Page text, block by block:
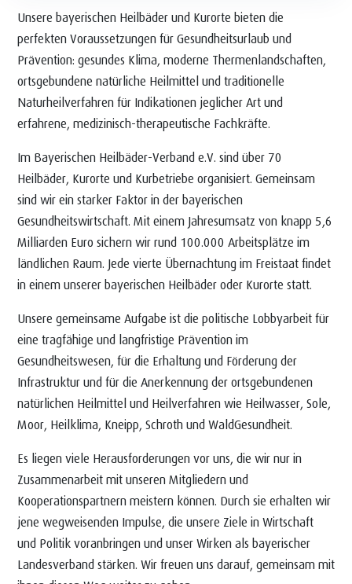
Unsere bayerischen Heilbäder und Kurorte bieten die
perfekten Voraussetzungen für Gesundheitsurlaub und
Prävention: gesundes Klima, moderne Thermenlandschaften,
ortsgebundene natürliche Heilmittel und traditionelle
Naturheilverfahren für Indikationen jeglicher Art und
erfahrene, medizinisch-therapeutische Fachkräfte.
Im Bayerischen Heilbäder-Verband e.V. sind über 70
Heilbäder, Kurorte und Kurbetriebe organisiert. Gemeinsam
sind wir ein starker Faktor in der bayerischen
Gesundheitswirtschaft. Mit einem Jahresumsatz von knapp 5,6
Milliarden Euro sichern wir rund 100.000 Arbeitsplätze im
ländlichen Raum. Jede vierte Übernachtung im Freistaat findet
in einem unserer bayerischen Heilbäder oder Kurorte statt.
Unsere gemeinsame Aufgabe ist die politische Lobbyarbeit für
eine tragfähige und langfristige Prävention im
Gesundheitswesen, für die Erhaltung und Förderung der
Infrastruktur und für die Anerkennung der ortsgebundenen
natürlichen Heilmittel und Heilverfahren wie Heilwasser, Sole,
Moor, Heilklima, Kneipp, Schroth und WaldGesundheit.
Es liegen viele Herausforderungen vor uns, die wir nur in
Zusammenarbeit mit unseren Mitgliedern und
Kooperationspartnern meistern können. Durch sie erhalten wir
jene wegweisenden Impulse, die unsere Ziele in Wirtschaft
und Politik voranbringen und unser Wirken als bayerischer
Landesverband stärken. Wir freuen uns darauf, gemeinsam mit